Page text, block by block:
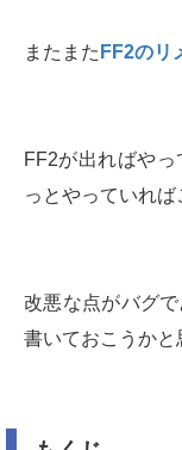
またまた FF2のリ
FF2が出ればや
っとやっていれば
改悪な点がバグ
書いておこうかと